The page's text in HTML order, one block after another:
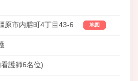
原市内膳町4丁目43-6 地図
護師6名位)